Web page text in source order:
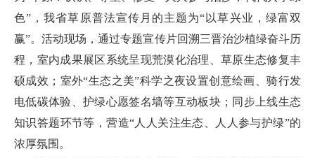
色”，我省草原普法宣传月的主题为“以草兴业，绿富双
赢”。活动现场，通过专题宣传片回溯三晋治沙植绿奋斗历
程，室内成果展区系统呈现荒漠化治理、草原生态修复丰
硕成效；室外“生态之美”科学之夜设置创意绘画、骑行发
电低碳体验、护绿心愿签名墙等互动板块；同步上线生态
知识答题环节等，营造“人人关注生态、人人参与护绿”的
浓厚氛围。